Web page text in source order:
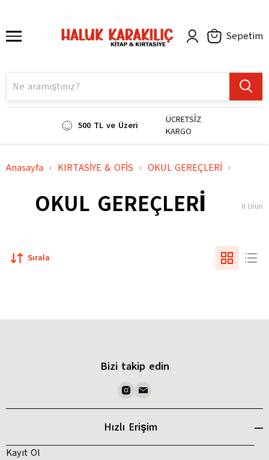
Sepetim
500 TL ve Üzeri
ÜCRETSİZ
KARGO
Anasayfa KIRTASİYE & OFİS OKUL GEREÇLERİ
OKUL GEREÇLERİ 0 Ürün
Sırala
Bizi takip edin
Hızlı Erişim
Kayıt Ol